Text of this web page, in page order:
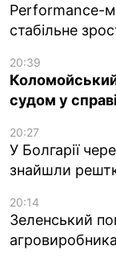
Performance-
стабільне
20:39
судом у
20:27
У Болгарії
знайшли
20:14
Зеленський